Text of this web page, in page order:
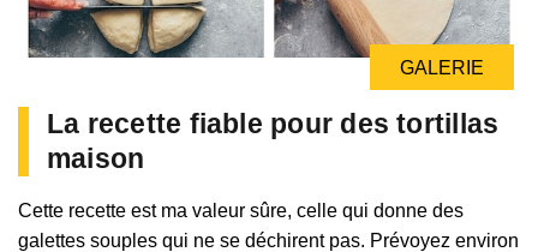
GALERIE
La recette fiable pour des tortillas
maison
Cette recette est ma valeur sûre, celle qui donne des
galettes souples qui ne se déchirent pas. Prévoyez environ